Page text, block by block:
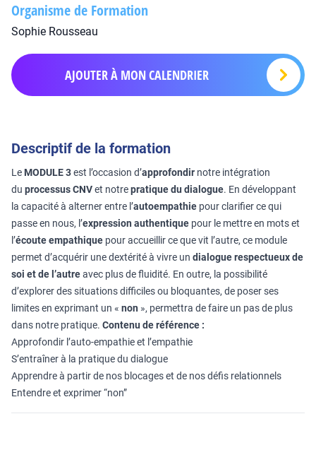
Organisme de Formation
Sophie Rousseau
AJOUTER À MON CALENDRIER
Descriptif de la formation
Le MODULE 3est l’occasion d’approfondir notre intégration
du processus CNVet notrepratique du dialogue. En développant
la capacité à alterner entre l’autoempathie pour clarifier ce qui
passe en nous, l’expression authentique pour le mettre en mots et
l’écoute empathique pour accueillir ce que vit l’autre, ce module
permet d’acquérir une dextérité à vivre un dialogue respectueux de
soi et de l’autreavec plus de fluidité. En outre, la possibilité
d’explorer des situations difficiles ou bloquantes, de poser ses
limites en exprimant un « non », permettra de faire un pas de plus
dans notre pratique. Contenu de référence :
Approfondir l’auto-empathie et l’empathie
S’entraîner à la pratique du dialogue
Apprendre à partir de nos blocages et de nos défis relationnels
Entendre et exprimer “non”